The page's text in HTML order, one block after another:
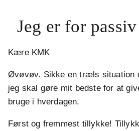
Jeg er for
Kære KMK
Øvøvøv. Sikke en træls situation
jeg skal gøre mit bedste for at
bruge i hverdagen.
Først og fremmest tillykke!